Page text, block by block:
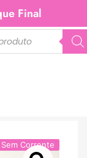
Final
Sem Corrente